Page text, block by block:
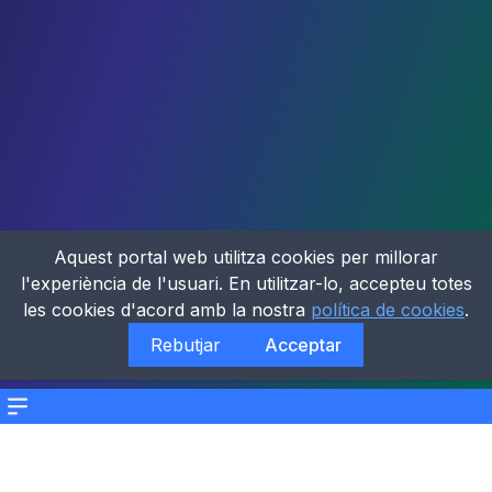
Menu
Aquest portal web utilitza cookies per millorar
l'experiència de l'usuari. En utilitzar-lo, accepteu totes
les cookies d'acord amb la nostra política de cookies.
Rebutjar
Acceptar